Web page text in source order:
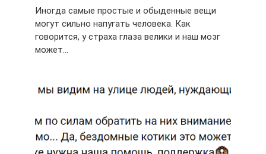
Иногда самые простые и обыденные вещи
могут сильно напугать человека. Как
говорится, у страха глаза велики и наш мозг
может…